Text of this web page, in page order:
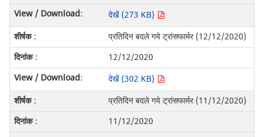
देखें (273 KB)
प्रतिदिन बदले गये ट्रांसफार्मर (12/12/2020)
12/12/2020
देखें (302 KB)
प्रतिदिन बदले गये ट्रांसफार्मर (11/12/2020)
11/12/2020